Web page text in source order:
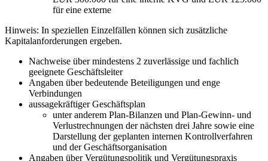
für eine externe
Hinweis: In speziellen Einzelfällen können sich zusätzliche
Kapitalanforderungen ergeben.
Nachweise über mindestens 2 zuverlässige und fachlich
geeignete Geschäftsleiter
Angaben über bedeutende Beteiligungen und enge
Verbindungen
aussagekräftiger Geschäftsplan
unter anderem Plan-Bilanzen und Plan-Gewinn- und
Verlustrechnungen der nächsten drei Jahre sowie eine
Darstellung der geplanten internen Kontrollverfahren
und der Geschäftsorganisation
Angaben über Vergütungspolitik und Vergütungspraxis